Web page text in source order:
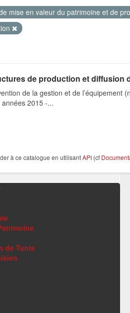
mise en valeur du patrimoine et de
de production et diffusion
de la gestion et de
2015 -...
à ce catalogue en utilisantAPI (cf
de Tunis